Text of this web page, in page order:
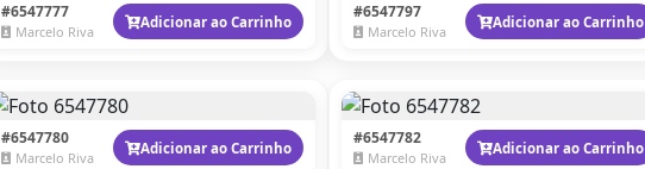
#6547777
Marcelo Riva
Adicionar ao Carrinho #6547797
Marcelo Riva
Adicionar ao Carrinho
#6547780
Marcelo Riva
Adicionar ao Carrinho #6547782
Marcelo Riva
Adicionar ao Carrinho